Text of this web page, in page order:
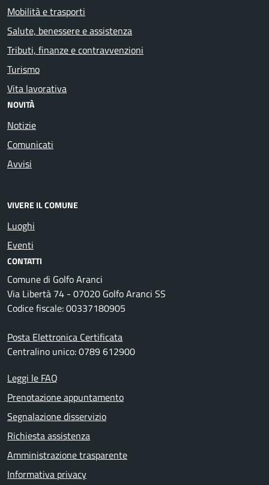
Mobilità e trasporti
Salute, benessere e assistenza
Tributi, finanze e contravvenzioni
Turismo
Vita lavorativa
NOVITÀ
Notizie
Comunicati
Avvisi
VIVERE IL COMUNE
Luoghi
Eventi
CONTATTI
Comune di Golfo Aranci
Via Libertà 74 - 07020 Golfo Aranci SS
Codice fiscale: 00337180905
Posta Elettronica Certificata
Centralino unico: 0789 612900
Leggi le FAQ
Prenotazione appuntamento
Segnalazione disservizio
Richiesta assistenza
Amministrazione trasparente
Informativa privacy